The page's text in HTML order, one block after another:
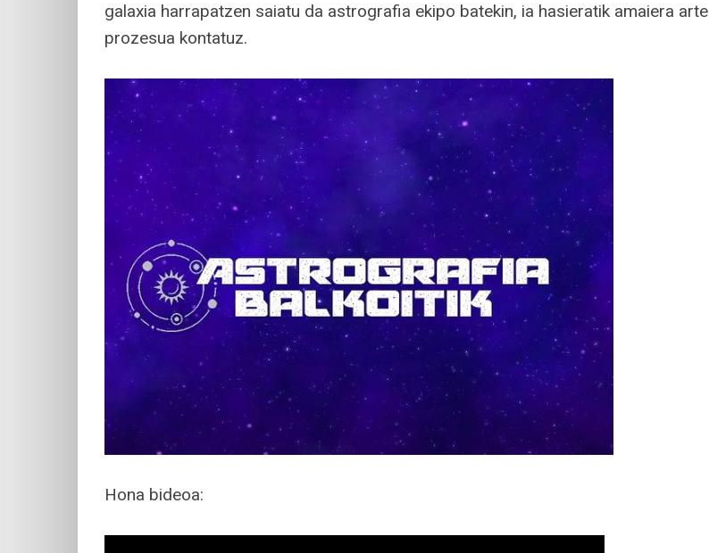
galaxia harrapatzen saiatu da astrografia ekipo batekin, ia hasieratik amaiera arte
prozesua kontatuz.
Hona bideoa: